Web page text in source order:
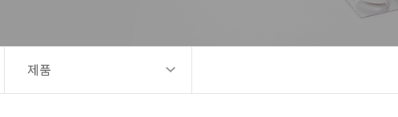
제품